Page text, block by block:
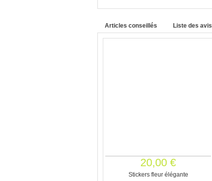
Articles conseillés Liste des avis
20,00 €
Stickers fleur élégante